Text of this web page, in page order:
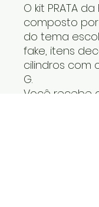
O kit PRATA da
composto
do tema
fake, itens
cilindros com
G.
Você recebe